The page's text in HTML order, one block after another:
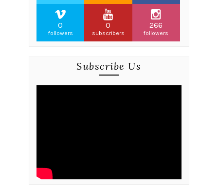
0
followers
0
subscribers
266
followers
Subscribe Us